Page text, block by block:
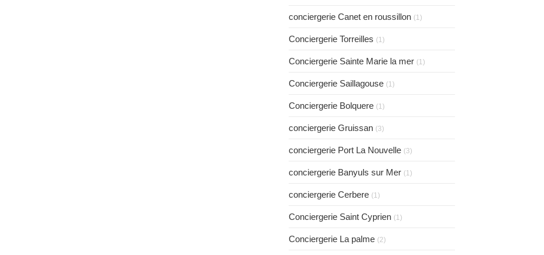
conciergerie Canet en roussillon (1)
Conciergerie Torreilles (1)
Conciergerie Sainte Marie la mer (1)
Conciergerie Saillagouse (1)
Conciergerie Bolquere (1)
conciergerie Gruissan (3)
conciergerie Port La Nouvelle (3)
conciergerie Banyuls sur Mer (1)
conciergerie Cerbere (1)
Conciergerie Saint Cyprien (1)
Conciergerie La palme (2)